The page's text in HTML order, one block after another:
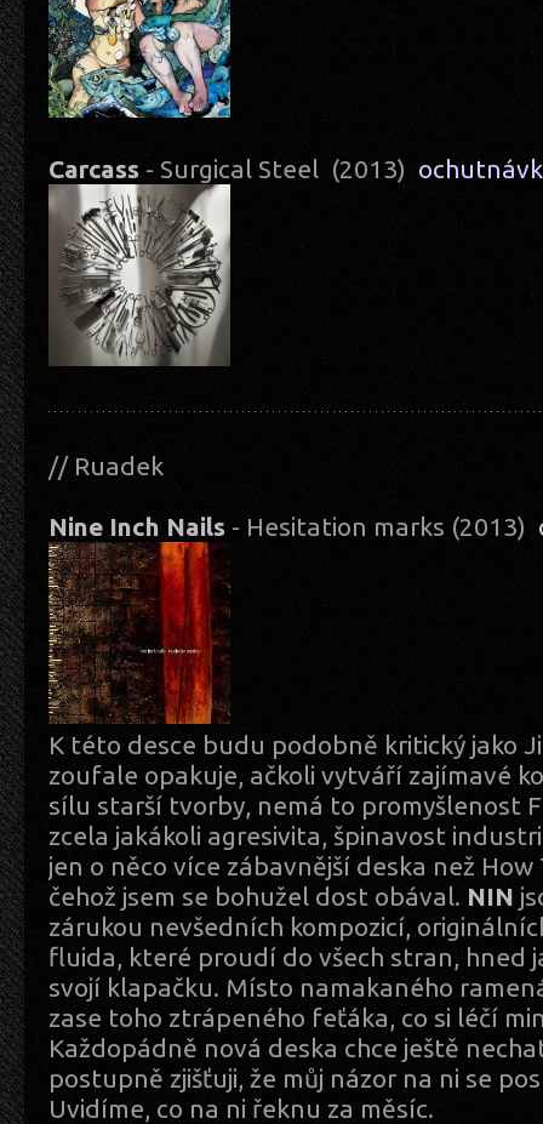
Carcass - Surgical Steel (2013)
// Ruadek
Nine Inch Nails - Hesitation marks (2013)
K této desce budu podobně kritický jako
zoufale opakuje, ačkoli vytváří zajímavé
sílu starší tvorby, nemá to promyšlenost
zcela jakákoli agresivita, špinavost
jen o něco více zábavnější deska než
čehož jsem se bohužel dost obával. NIN
zárukou nevšedních kompozicí,
fluida, které proudí do všech stran, hned
svojí klapačku. Místo namakaného
zase toho ztrápeného feťáka, co si léčí
Každopádně nová deska chce ještě
postupně zjišťuji, že můj názor na ni se
Uvidíme, co na ni řeknu za měsíc.